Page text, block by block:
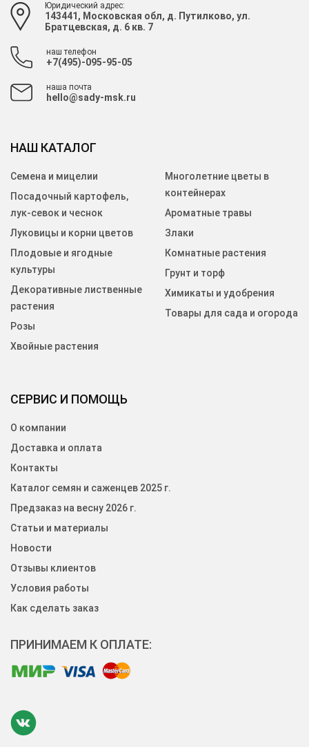
Юридический адрес:
143441, Московская обл, д. Путилково, ул.
Братцевская, д. 6 кв. 7
наш телефон
+7(495)-095-95-05
наша почта
hello@sady-msk.ru
СЕРВИС И ПОМОЩЬ
О компании
Доставка и оплата
Контакты
Каталог семян и саженцев 2025 г.
Предзаказ на весну 2026 г.
Статьи и материалы
Новости
Отзывы клиентов
Условия работы
Как сделать заказ
НАШ КАТАЛОГ
Семена и мицелии
Посадочный картофель,
лук-севок и чеснок
Луковицы и корни цветов
Плодовые и ягодные
культуры
Декоративные лиственные
растения
Розы
Хвойные растения
Многолетние цветы в
контейнерах
Ароматные травы
Злаки
Комнатные растения
Грунт и торф
Химикаты и удобрения
Товары для сада и огорода
ПРИНИМАЕМ К ОПЛАТЕ: